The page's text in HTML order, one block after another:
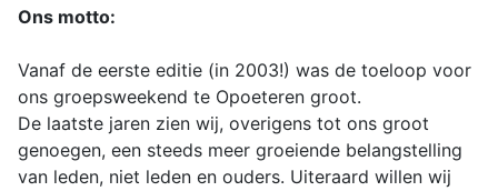
Ons motto:
Vanaf de eerste editie (in 2003!) was de toeloop voor
ons groepsweekend te Opoeteren groot.
De laatste jaren zien wij, overigens tot ons groot
genoegen, een steeds meer groeiende belangstelling
van leden, niet leden en ouders. Uiteraard willen wij